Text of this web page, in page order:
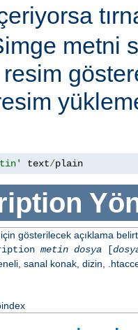
metni
text/plain
gösterilecek açıklama
metin dosya[
sanal konak, dizin,